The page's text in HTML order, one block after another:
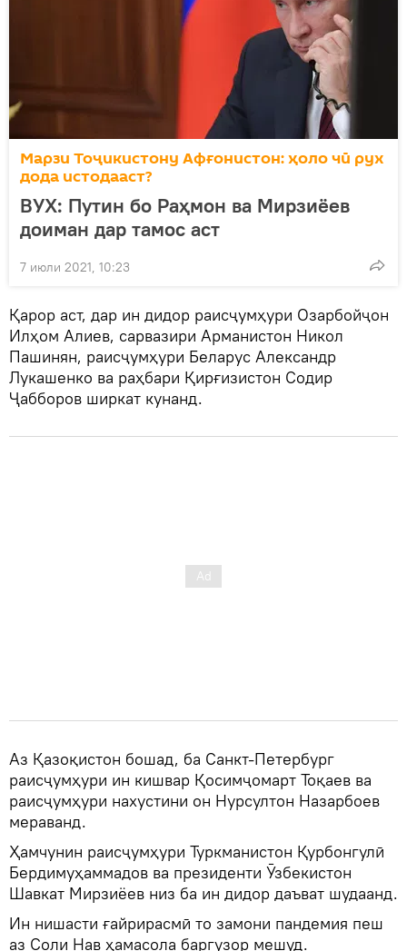
Марзи Тоҷикистону Афғонистон: ҳоло чӣ рух
дода истодааст?
ВУХ: Путин бо Раҳмон ва Мирзиёев
доиман дар тамос аст
7 июли 2021, 10:23
Қарор аст, дар ин дидор раисҷумҳури Озарбойҷон
Илҳом Алиев, сарвазири Арманистон Никол
Пашинян, раисҷумҳури Беларус Александр
Лукашенко ва раҳбари Қирғизистон Содир
Ҷабборов ширкат кунанд.
Аз Қазоқистон бошад, ба Санкт-Петербург
раисҷумҳури ин кишвар Қосимҷомарт Тоқаев ва
раисҷумҳури нахустини он Нурсултон Назарбоев
мераванд.
Ҳамчунин раисҷумҳури Туркманистон Қурбонгулӣ
Бердимуҳаммадов ва президенти Ӯзбекистон
Шавкат Мирзиёев низ ба ин дидор даъват шудаанд.
Ин нишасти ғайрирасмӣ то замони пандемия пеш
аз Соли Нав ҳамасола баргузор мешуд.